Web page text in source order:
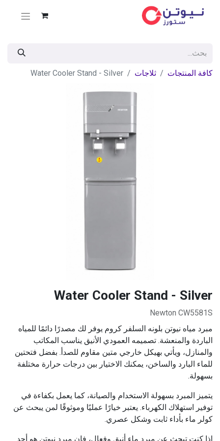
كافة المنتجات ثلاجات Water Cooler Stand - Silver
Water Cooler Stand - Silver
Newton CW5581S
مبرد مياه نيوتن بلونه السلفر كروم يوفر لك مصدرًا دائمًا للمياه
الباردة والمنعشة. تصميمه العمودي الأنيق يناسب المكاتب
والمنازل، ويأتي بهيكل خارجي متين مقاوم للصدأ. بفضل فتحتين
للماء البارد والساخن، يمكنك الاختيار بين درجات حرارة مختلفة
بسهولة.
يتميز المبرد بسهولة الاستخدام والصيانة، كما يعمل بكفاءة في
توفير استهلاك الكهرباء. يعتبر خيارًا عمليًا وموثوقًا لمن يبحث عن
كولر ماء بأداء ثابت وشكل عصري.
إذا كنت تبحث عن مبرد ماء أنيق وفعال، فإن مبرد نيوتن هو أحد